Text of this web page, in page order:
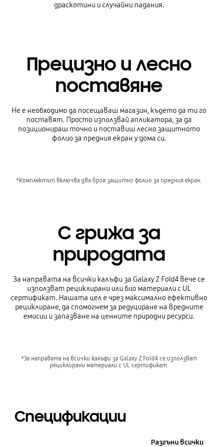
драскотини и случайни падания.
Прецизно и лесно
поставяне
Не е необходимо да посещаваш магазин, където да ти го
поставят. Просто използвай апликатора, за да
позиционираш точно и поставиш лесно защитното
фолио за предния екран у дома си.
*Комплектът включва два броя защитно фолио за предния екран.
С грижа за
природата
За направата на всички калъфи за Galaxy Z Fold4 вече се
използват рециклирани или био материали с UL
сертификат. Нашата цел е чрез максимално ефективно
рециклиране, да спомогнем за редуциране на вредните
емисии и запазване на ценните природни ресурси.
*За направата на всички калъфи за Galaxy Z Fold4 се използват
рециклирани материали с UL сертификат.
Спецификации
Разгъни всички